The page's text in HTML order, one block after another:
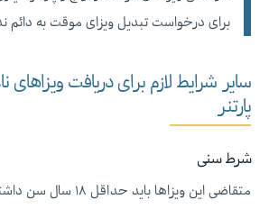
برای درخواست تبدیل ویزای موقت به دائم
سایر شرایط لازم برای دریافت ویزاهای
پارتنر
شرط سنی
متقاضی این ویزاها باید حداقل ۱۸ سال سن داشته باشد.